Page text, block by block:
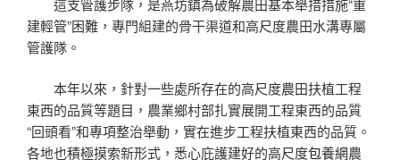
這支管護步隊，是燕坊鎮為破解農田基本舉措措施“重
建輕管”困難，專門組建的骨干渠道和高尺度農田水溝專屬
管護隊。
本年以來，針對一些處所存在的高尺度農田扶植工程
東西的品質等題目，農業鄉村部扎實展開工程東西的品質
“回頭看”和專項整治舉動，實在進步工程扶植東西的品質。
各地也積極摸索新形式，悉心庇護建好的高尺度包養網農